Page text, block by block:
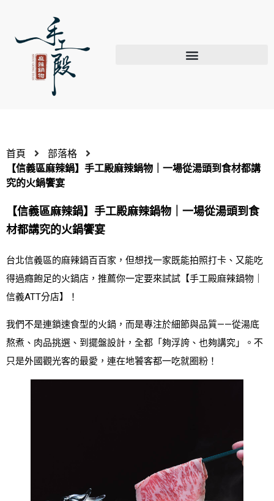
首頁
部落格
【信義區麻辣鍋】手工殿麻辣鍋物｜一場從湯頭到食材都講
究的火鍋饗宴
【信義區麻辣鍋】手工殿麻辣鍋物｜一場從湯頭到食
材都講究的火鍋饗宴
台北信義區的麻辣鍋百百家，但想找一家既能拍照打卡、又能吃
得過癮飽足的火鍋店，推薦你一定要來試試【手工殿麻辣鍋物｜
信義ATT分店】！
我們不是連鎖速食型的火鍋，而是專注於細節與品質——從湯底
熬煮、肉品挑選、到擺盤設計，全都「夠浮誇、也夠講究」。不
只是外國觀光客的最愛，連在地饕客都一吃就圈粉！